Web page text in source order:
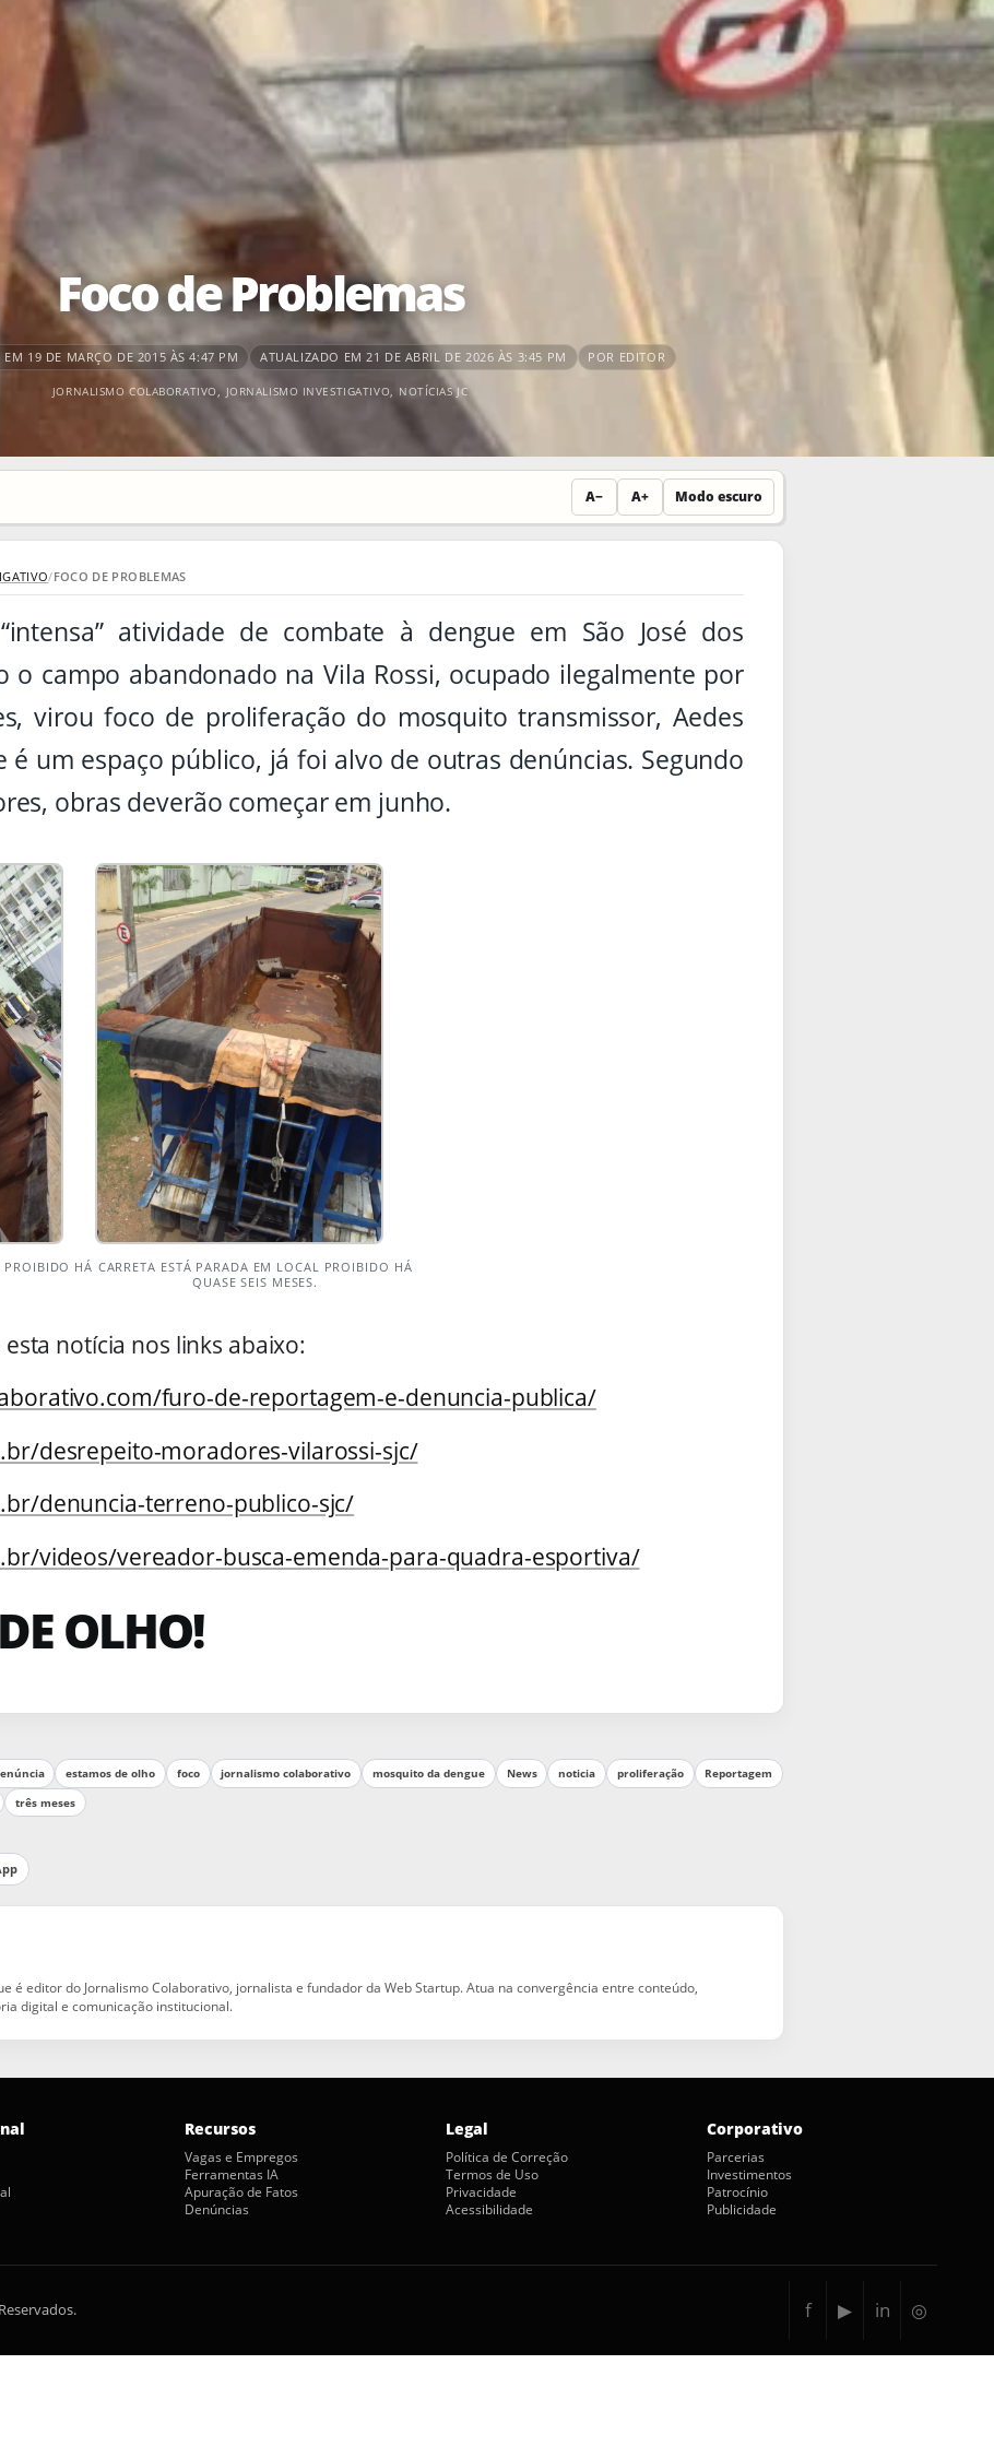
Foco de Problemas
EM 19 DE MARÇO DE 2015 ÀS 4:47 PM ATUALIZADO EM 21 DE ABRIL DE 2026 ÀS 3:45 PM POR EDITOR
JORNALISMO COLABORATIVO , JORNALISMO INVESTIGATIVO, NOTÍCIAS JC
A− A+ Modo escuro
/FOCO DE PROBLEMAS
atividade de combate à dengue em São José dos
o campo abandonado na Vila Rossi, ocupado ilegalmente por
virou foco de proliferação do mosquito transmissor, Aedes
é um espaço público, já foi alvo de outras denúncias. Segundo
obras deverão começar em junho.
PROIBIDO HÁ CARRETA ESTÁ PARADA EM LOCAL PROIBIDO HÁ
QUASE SEIS MESES.
notícia nos links abaixo:
furo-de-reportagem-e-denuncia-publica/
desrepeito-moradores-vilarossi-sjc/
denuncia-terreno-publico-sjc/
videos/vereador-busca-emenda-para-quadra-esportiva/
OLHO!
estamos de olho foco jornalismo colaborativo mosquito da dengue News noticia proliferação Reportagem
três meses
é editor do Jornalismo Colaborativo, jornalista e fundador da Web Startup. Atua na convergência entre conteúdo,
digital e comunicação institucional.
Recursos
Vagas e Empregos
Ferramentas IA
Apuração de Fatos
Denúncias
Legal
Política de Correção
Termos de Uso
Privacidade
Acessibilidade
Corporativo
Parcerias
Investimentos
Patrocínio
Publicidade
f ▶ in ◎